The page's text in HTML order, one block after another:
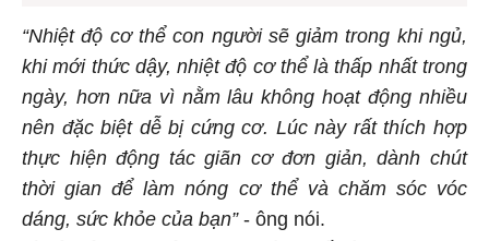
“Nhiệt độ cơ thể con người sẽ giảm trong khi ngủ,
khi mới thức dậy, nhiệt độ cơ thể là thấp nhất trong
ngày, hơn nữa vì nằm lâu không hoạt động nhiều
nên đặc biệt dễ bị cứng cơ. Lúc này rất thích hợp
thực hiện động tác giãn cơ đơn giản, dành chút
thời gian để làm nóng cơ thể và chăm sóc vóc
dáng, sức khỏe của bạn” - ông nói.